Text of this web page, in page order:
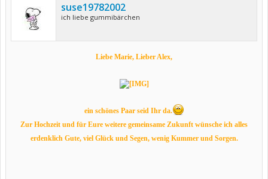
suse19782002
ich liebe gummibärchen
Liebe Marie, Lieber Alex,
ein schönes Paar seid Ihr da.
Zur Hochzeit und für Eure weitere gemeinsame Zukunft wünsche ich alles
erdenklich Gute, viel Glück und Segen, wenig Kummer und Sorgen.